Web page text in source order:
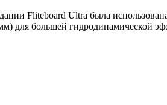
Fliteboard Ultra была
для большей гидродинамической